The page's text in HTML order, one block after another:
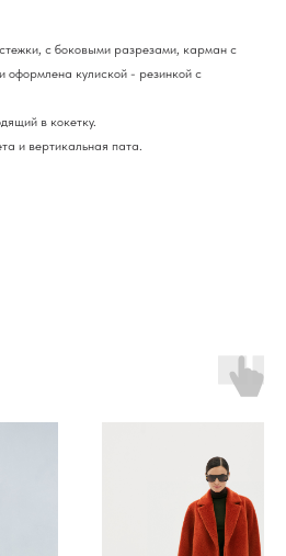
с боковыми разрезами, карман с
оформлена кулиской - резинкой с
в кокетку.
и вертикальная пата.